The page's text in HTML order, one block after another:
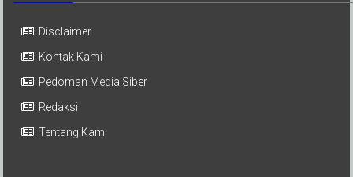
Disclaimer
Kontak Kami
Pedoman Media Siber
Redaksi
Tentang Kami